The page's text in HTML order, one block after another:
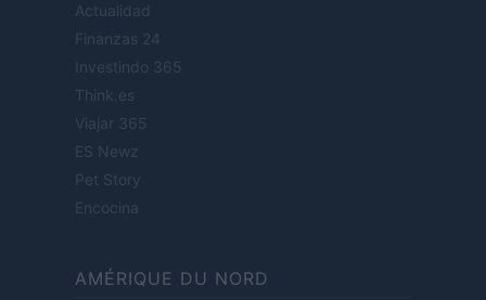
Actualidad
Finanzas 24
Investindo 365
Think.es
Viajar 365
ES Newz
Pet Story
Encocina
AMÉRIQUE DU NORD